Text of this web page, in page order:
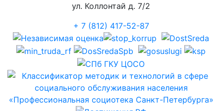
ул. Коллонтай д. 7/2
+ 7 (812) 417-52-87